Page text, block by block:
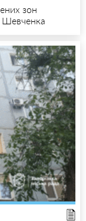
зон
Шевченка